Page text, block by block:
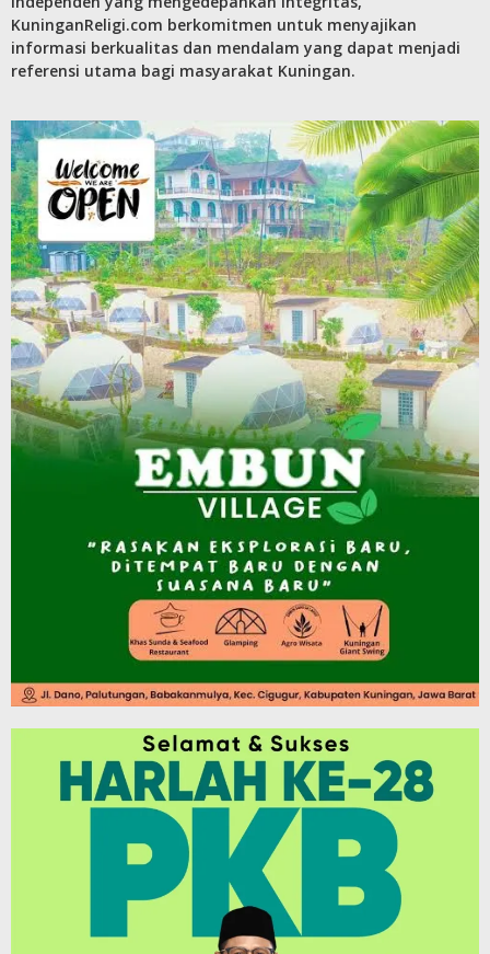
KuninganReligi.com berkomitmen untuk menyajikan
informasi berkualitas dan mendalam yang dapat menjadi
referensi utama bagi masyarakat Kuningan.